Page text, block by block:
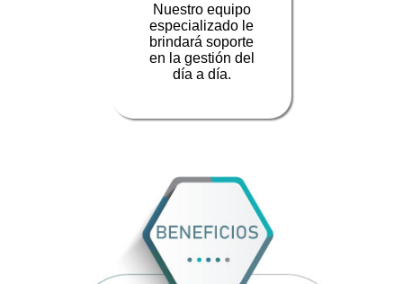
Nuestro equipo
especializado le
brindará soporte
en la gestión del
día a día.